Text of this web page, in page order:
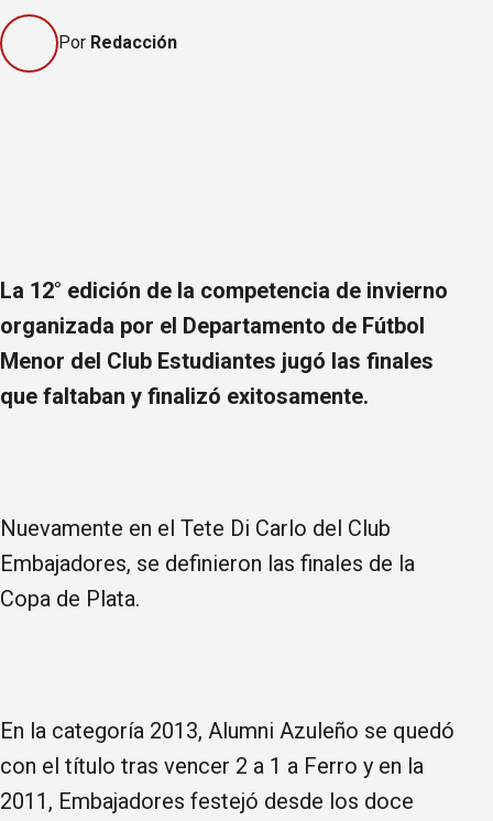
Por Redacción
La 12° edición de la competencia de invierno
organizada por el Departamento de Fútbol
Menor del Club Estudiantes jugó las finales
que faltaban y finalizó exitosamente.
Nuevamente en el Tete Di Carlo del Club
Embajadores, se definieron las finales de la
Copa de Plata.
En la categoría 2013, Alumni Azuleño se quedó
con el título tras vencer 2 a 1 a Ferro y en la
2011, Embajadores festejó desde los doce